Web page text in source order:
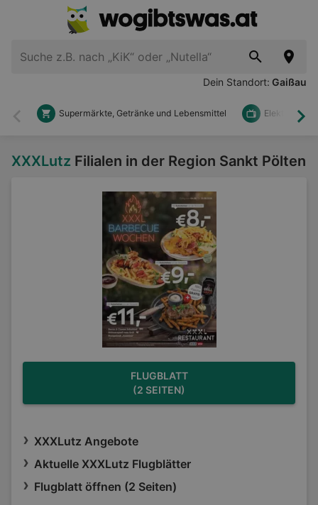
Dein Standort: Gaißau
Zurück
Supermärkte, Getränke und Lebensmittel Elektronik
XXXLutz Filialen in der Region Sankt Pölten
FLUGBLATT
(2 SEITEN)
XXXLutz Angebote
Aktuelle XXXLutz Flugblätter
Flugblatt öffnen (2 Seiten)